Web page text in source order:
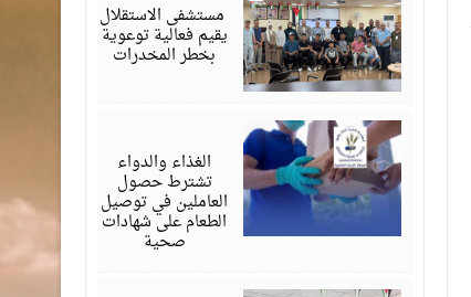
‏ مستشفى الاستقلال
يقيم فعالية توعوية
بخطر المخدرات
الغذاء والدواء
تشترط حصول
العاملين في توصيل
الطعام على شهادات
صحية